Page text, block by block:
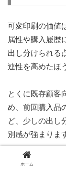
可変印刷の価値
属性や購入履歴
出し分けられる
連性を高めたほ
とくに既存顧客
め、前回購入品
ど、少しの出し
別感が強まりま
可変する要素
ホーム